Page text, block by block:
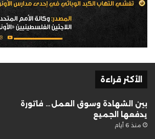
الأكثر قراءة
بين الشهادة وسوق العمل… فاتورة
يدفعها الجميع
منذ 6 أيام